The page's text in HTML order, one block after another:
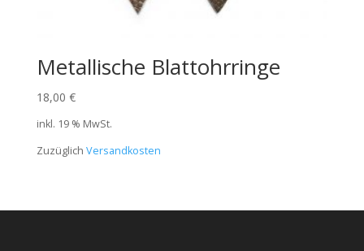
Metallische Blattohrringe
18,00 €
inkl. 19 % MwSt.
Zuzüglich Versandkosten